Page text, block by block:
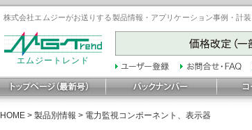
株式会社エムジーがお送りする製品情報・アプリケーション事例・計
エムジートレンド
HOME > 製品別情報 > 電力監視コンポーネント、表示器